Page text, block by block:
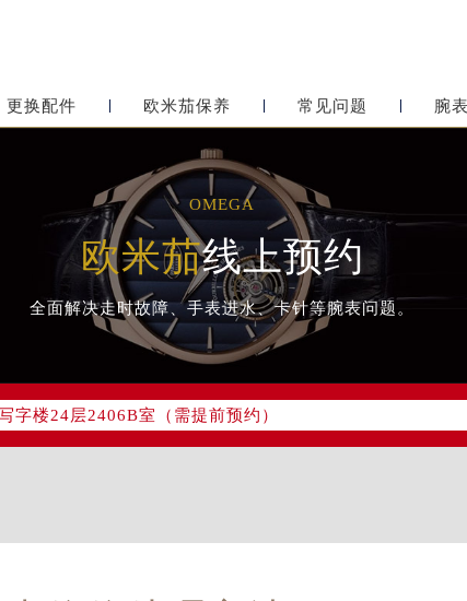
更换配件 欧米茄保养 常见问题 腕
OMEGA
欧米茄线上预约
全面解决走时故障、手表进水、卡针等腕表问题。
升级公告
热线：400-877-2083
字楼24层2406B室（需提前预约）